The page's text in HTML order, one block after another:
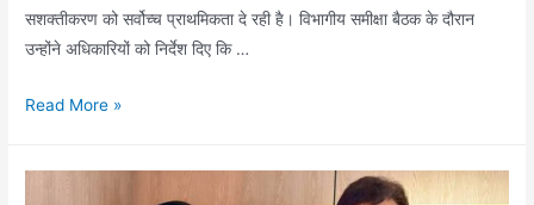
सशक्तीकरण को सर्वोच्च प्राथमिकता दे रही है। विभागीय समीक्षा बैठक के दौरान
उन्होंने अधिकारियों को निर्देश दिए कि …
दिव्यांगजन
Read More »